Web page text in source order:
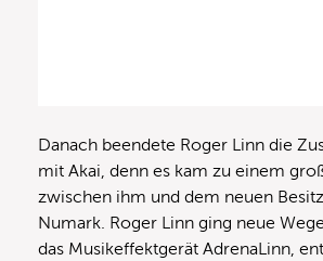
Danach beendete Roger Linn die
mit Akai, denn es kam zu einem
zwischen ihm und dem neuen
Numark. Roger Linn ging neue
das Musikeffektgerät AdrenaLinn,